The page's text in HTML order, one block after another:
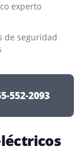
experto
de seguridad
552-2093